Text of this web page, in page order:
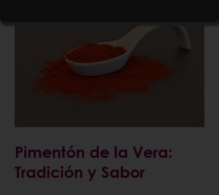
Pimentón de la Vera:
Tradición y Sabor